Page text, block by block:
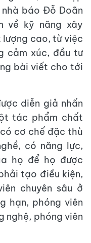
báo Đỗ Doãn
về kỹ năng xây
cao, từ việc
cảm xúc, đầu tư
bài viết cho tới
diễn giả nhấn
tác phẩm chất
cơ chế đặc thù
có năng lực,
họ để họ được
tạo điều kiện,
chuyên sâu ở
hạn, phóng viên
nghệ, phóng viên